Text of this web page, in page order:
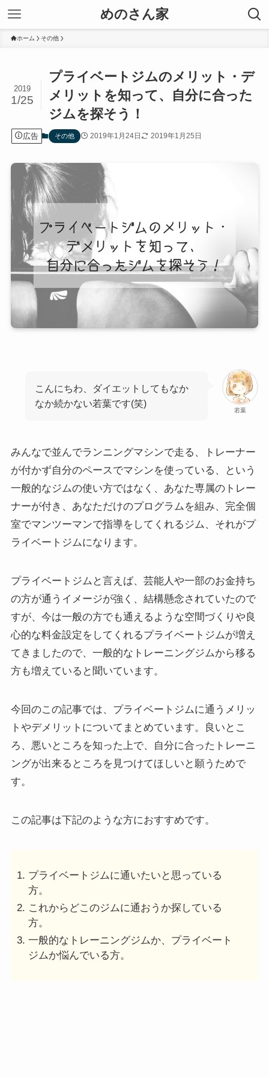
めのさん家
ホーム その他
プライベートジムのメリット・デ
メリットを知って、自分に合った
ジムを探そう！
2019
1/25
広告 その他 2019年1月24日 2019年1月25日
若葉
こんにちわ、ダイエットしてもなか
なか続かない若葉です(笑)
みんなで並んでランニングマシンで走る、トレーナー
が付かず自分のペースでマシンを使っている、という
一般的なジムの使い方ではなく、あなた専属のトレー
ナーが付き、あなただけのプログラムを組み、完全個
室でマンツーマンで指導をしてくれるジム、それがプ
ライベートジムになります。
プライベートジムと言えば、芸能人や一部のお金持ち
の方が通うイメージが強く、結構懸念されていたので
すが、今は一般の方でも通えるような空間づくりや良
心的な料金設定をしてくれるプライベートジムが増え
てきましたので、一般的なトレーニングジムから移る
方も増えていると聞いています。
今回のこの記事では、プライベートジムに通うメリッ
トやデメリットについてまとめています。良いとこ
ろ、悪いところを知った上で、自分に合ったトレーニ
ングが出来るところを見つけてほしいと願うためで
す。
この記事は下記のような方におすすめです。
プライベートジムに通いたいと思っている
方。
これからどこのジムに通おうか探している
方。
一般的なトレーニングジムか、プライベート
ジムか悩んでいる方。